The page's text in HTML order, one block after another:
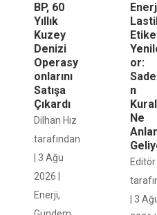
BP, 60
Yıllık
Kuzey
Denizi
Operasy
onlarını
Satışa
Çıkardı
Dilhan Hız
tarafından
3 Ağu
2026
Enerji,
or:
n
Ne
Editör
3